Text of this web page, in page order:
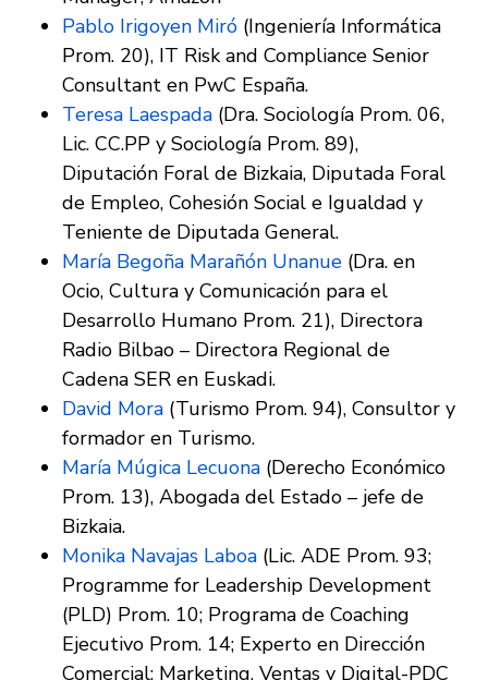
Pablo Irigoyen Miró(Ingeniería Informática
Prom. 20), IT Risk and Compliance Senior
Consultant en PwC España.
Teresa Laespada(Dra. Sociología Prom. 06,
Lic. CC.PP y Sociología Prom. 89),
Diputación Foral de Bizkaia, Diputada Foral
de Empleo, Cohesión Social e Igualdad y
Teniente de Diputada General.
María Begoña Marañón Unanue(Dra. en
Ocio, Cultura y Comunicación para el
Desarrollo Humano Prom. 21), Directora
Radio Bilbao – Directora Regional de
Cadena SER en Euskadi.
David Mora(Turismo Prom. 94), Consultor y
formador en Turismo.
María Múgica Lecuona(Derecho Económico
Prom. 13), Abogada del Estado – jefe de
Bizkaia.
Monika Navajas Laboa(Lic. ADE Prom. 93;
Programme for Leadership Development
(PLD) Prom. 10; Programa de Coaching
Ejecutivo Prom. 14; Experto en Dirección
Comercial: Marketing, Ventas y Digital-PDC